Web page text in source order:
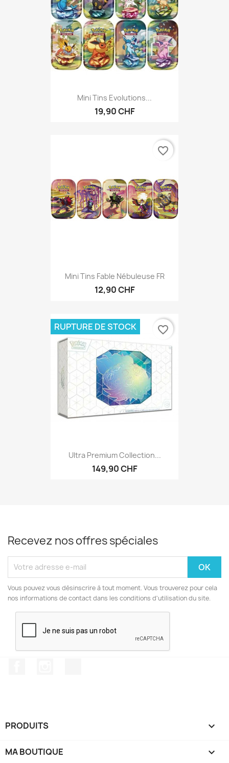
Mini Tins Evolutions...
19,90 CHF
Mini Tins Fable Nébuleuse FR
12,90 CHF
favorite_border
Ultra Premium Collection...
149,90 CHF
RUPTURE DE STOCK favorite_border
Recevez nos offres spéciales
Vous pouvez vous désinscrire à tout moment. Vous trouverez pour cela
nos informations de contact dans les conditions d'utilisation du site.
PRODUITS 
MA BOUTIQUE 